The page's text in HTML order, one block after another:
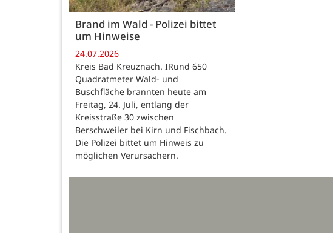
Brand im Wald - Polizei bittet
um Hinweise
24.07.2026
Kreis Bad Kreuznach. IRund 650
Quadratmeter Wald- und
Buschfläche brannten heute am
Freitag, 24. Juli, entlang der
Kreisstraße 30 zwischen
Berschweiler bei Kirn und Fischbach.
Die Polizei bittet um Hinweis zu
möglichen Verursachern.